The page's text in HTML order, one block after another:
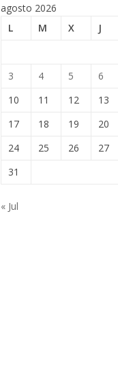
agosto 2026
L
M X J
3
4 5 6
10
11 12 13
17
18 19 20
24
25 26 27
31
« Jul